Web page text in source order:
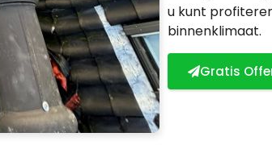
u kunt
binnenklimaat.
Gratis